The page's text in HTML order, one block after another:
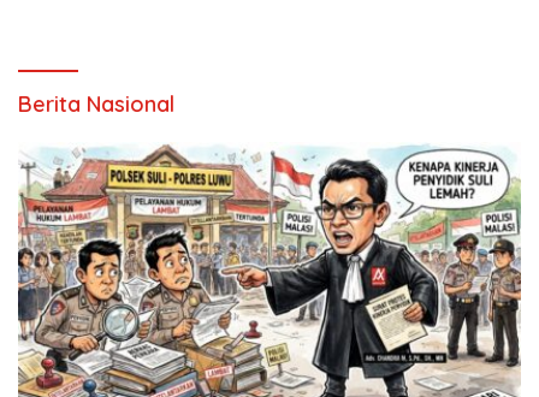
Berita Nasional